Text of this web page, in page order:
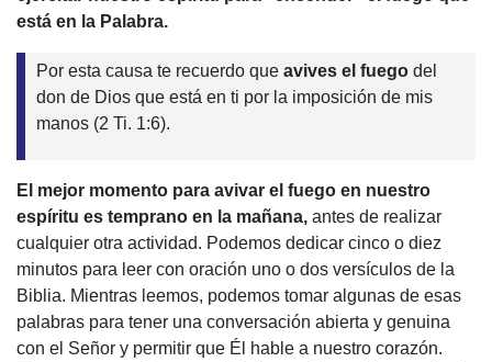
está en la Palabra.
Por esta causa te recuerdo que avives el fuego del
don de Dios que está en ti por la imposición de mis
manos (2 Ti. 1:6).
El mejor momento para avivar el fuego en nuestro
espíritu es temprano en la mañana, antes de realizar
cualquier otra actividad. Podemos dedicar cinco o diez
minutos para leer con oración uno o dos versículos de la
Biblia. Mientras leemos, podemos tomar algunas de esas
palabras para tener una conversación abierta y genuina
con el Señor y permitir que Él hable a nuestro corazón.